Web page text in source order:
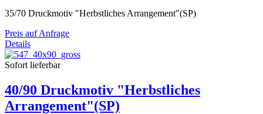
35/70 Druckmotiv "Herbstliches Arrangement"(SP)
Preis auf Anfrage
Details
Sofort lieferbar
40/90 Druckmotiv "Herbstliches
Arrangement"(SP)